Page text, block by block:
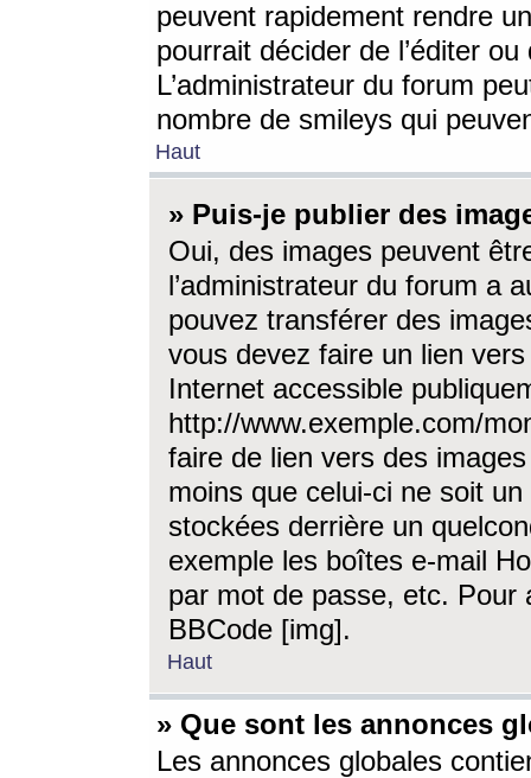
peuvent rapidement rendre
pourrait décider de l’éditer
L’administrateur du forum
nombre de smileys qui
Haut
» Puis-je publier des
Oui, des images peuvent
l’administrateur du forum a
pouvez transférer des
vous devez faire un lien
Internet accessible
http://www.exemple.com/
faire de lien vers des
moins que celui-ci ne soit
stockées derrière un
exemple les boîtes e-mail
par mot de passe, etc. Pour
BBCode [img].
Haut
» Que sont les annonces
Les annonces globales